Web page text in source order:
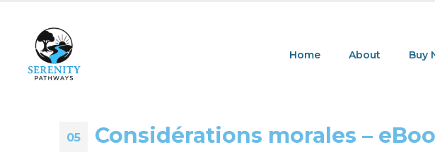
Home About Buy
05 Considérations morales –